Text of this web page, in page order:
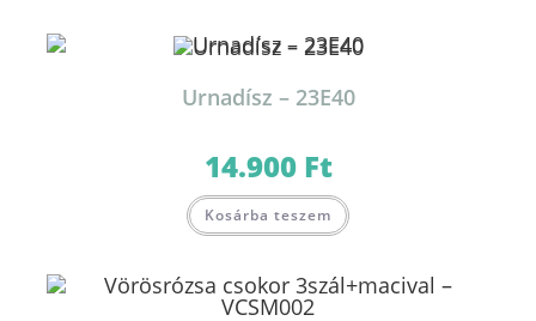
Urnadísz – 23E40
14.900 Ft
Kosárba teszem